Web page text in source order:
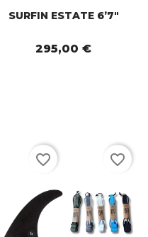
SURFIN ESTATE 6’7"
295,00 €
favorite_border favorite_border